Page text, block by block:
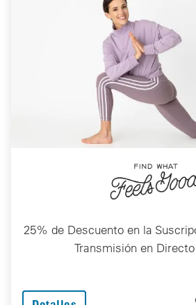
25% de Descuento en la
Transmisión en Directo